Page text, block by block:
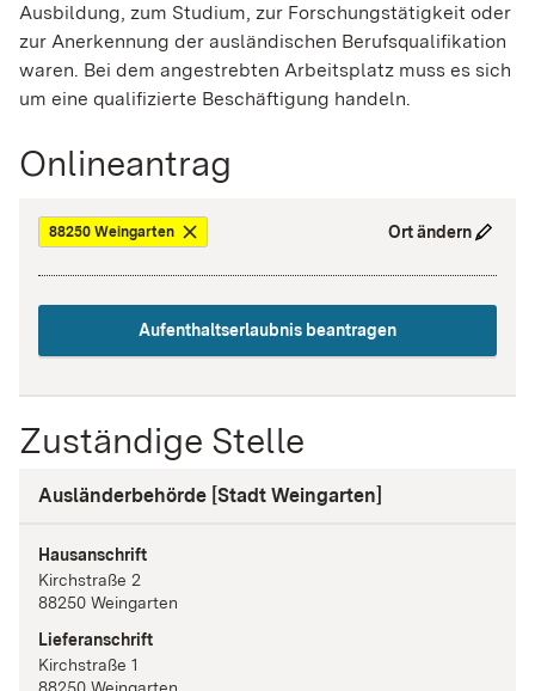
Ausbildung, zum Studium, zur Forschungstätigkeit oder
zur Anerkennung der ausländischen Berufsqualifikation
waren. Bei dem angestrebten Arbeitsplatz muss es sich
um eine qualifizierte Beschäftigung handeln.
Onlineantrag
88250 Weingarten Ort ändern
Aufenthaltserlaubnis beantragen
Zuständige Stelle
Ausländerbehörde [Stadt Weingarten]
Hausanschrift
Kirchstraße 2
88250 Weingarten
Lieferanschrift
Kirchstraße 1
88250 Weingarten